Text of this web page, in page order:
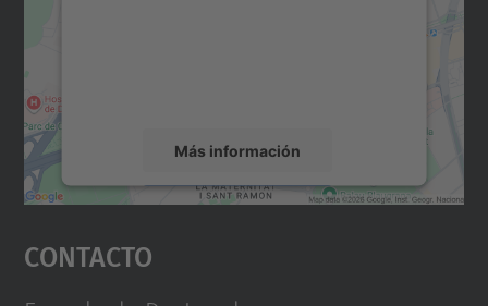
Más información
Aceptar
powered by
Contacto